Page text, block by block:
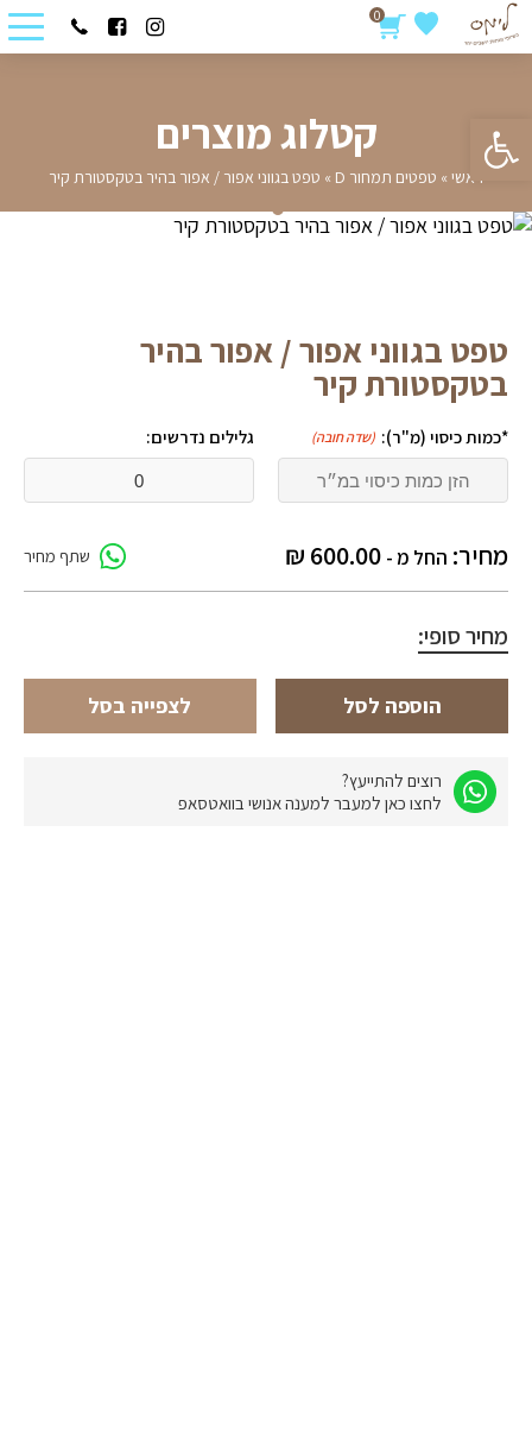
פתח סרגל נגישות
0
קטלוג מוצרים
ראשי » טפטים תמחור D » טפט בגווני אפור / אפור בהיר בטקסטורת קיר
טפט בגווני אפור / אפור בהיר
בטקסטורת קיר
*כמות כיסוי (מ"ר): (שדה חובה) גלילים נדרשים:
מחיר: החל מ - 600.00
₪ שתף מחיר
מחיר סופי:
הוספה לסל לצפייה בסל
רוצים להתייעץ?
לחצו כאן למעבר למענה אנושי בוואטסאפ